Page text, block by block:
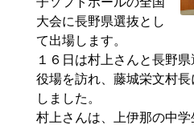
大会に長野県選抜とし
て出場します。
１６日は村上さんと長野
役場を訪れ、藤城栄文村
しました。
村上さんは、上伊那の中学